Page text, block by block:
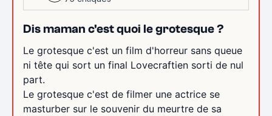
Dis maman c'est quoi le grotesque ?
Le grotesque c'est un film d'horreur sans queue
ni tête qui sort un final Lovecraftien sorti de nul
part.
Le grotesque c'est de filmer une actrice se
masturber sur le souvenir du meurtre de sa